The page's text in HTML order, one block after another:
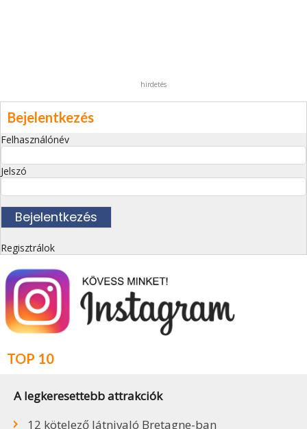
hirdetés
Bejelentkezés
Felhasználónév
Jelszó
Regisztrálok
TOP 10
A legkeresettebb attrakciók
12 kötelező látnivaló Bretagne-ban